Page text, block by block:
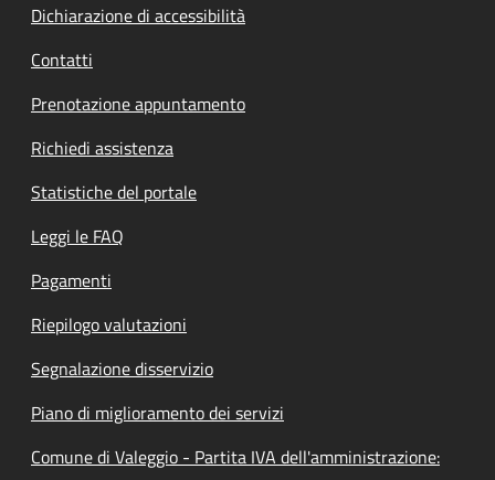
Dichiarazione di accessibilità
Contatti
Prenotazione appuntamento
Richiedi assistenza
Statistiche del portale
Leggi le FAQ
Pagamenti
Riepilogo valutazioni
Segnalazione disservizio
Piano di miglioramento dei servizi
Comune di Valeggio - Partita IVA dell'amministrazione: